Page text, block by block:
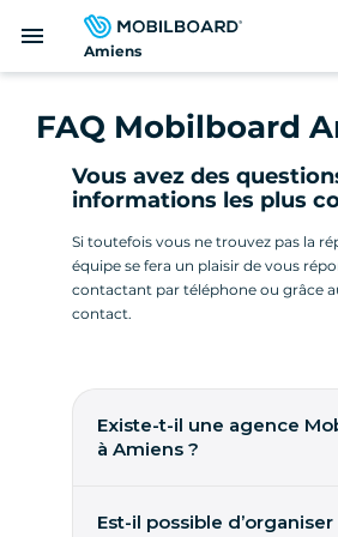
Amiens
menu
FAQ Mobilboard
Vous avez des
informations les plus
Si toutefois vous ne trouvez pas la
équipe se fera un plaisir de vous
contactant par téléphone ou grâce
contact.
Existe-t-il une agence
à Amiens ?
Est-il possible